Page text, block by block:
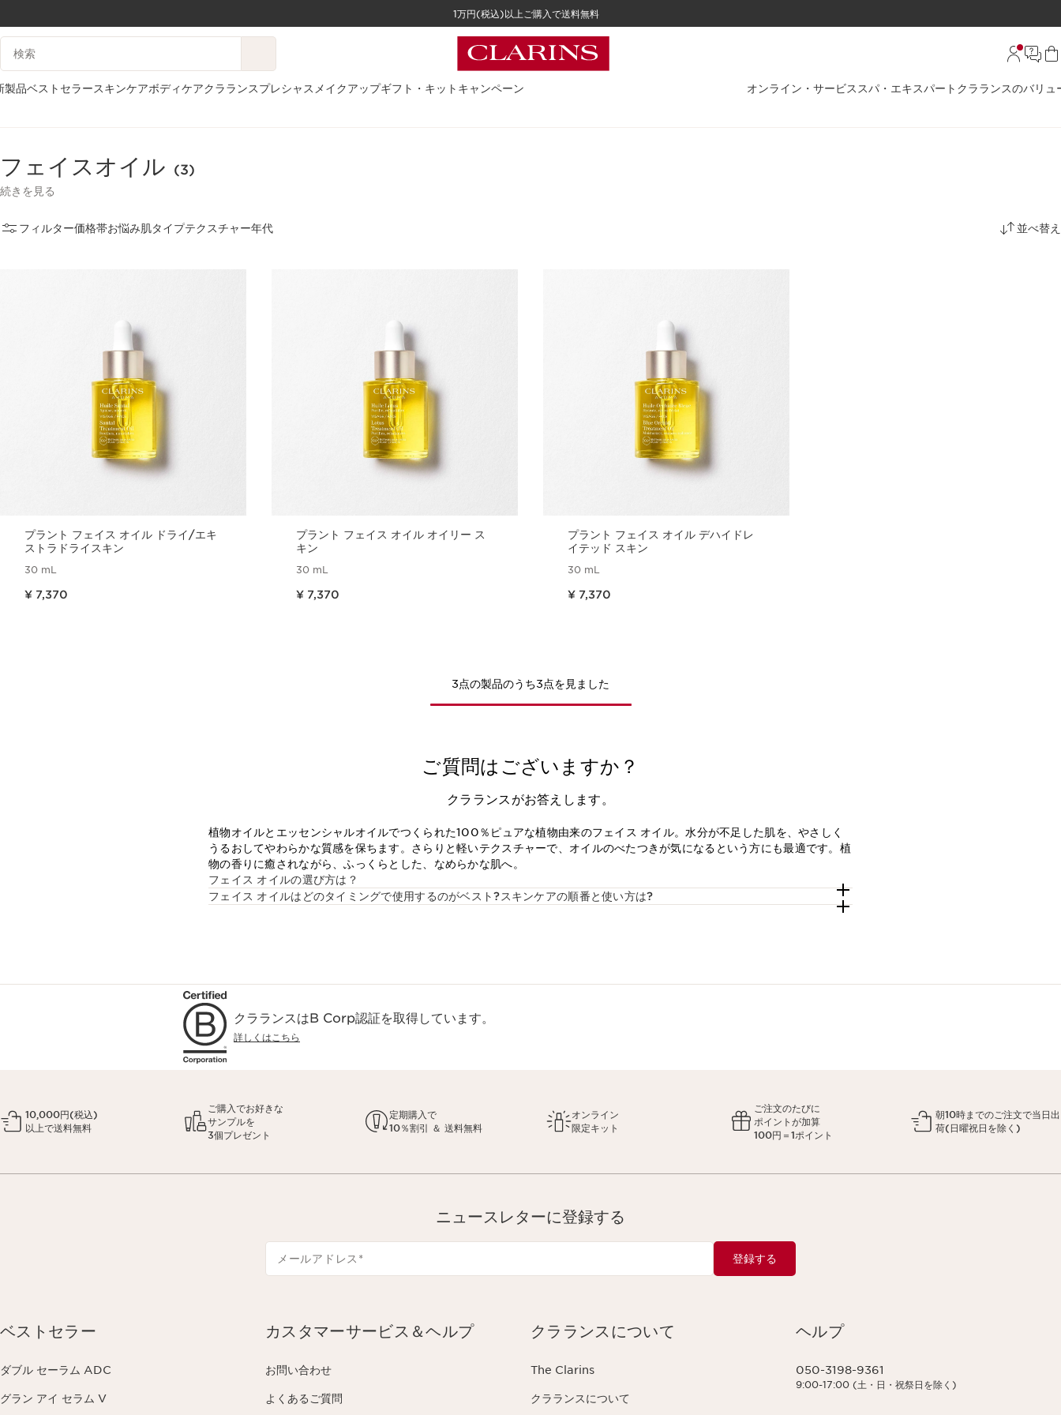
コンテンツへ移動
1万円(税込)以上ご購入で送料無料
検索候補
製品ベストセラースキンケアボディケアクラランスプレシャス メイクアップギフト・キット キャンペーン オンライン・サービス スパ・エキスパート クラランスのバリュ
フェイスオイル (3)
続きを見る
フィルター価格帯お悩み肌タイプテクスチャー年代 並べ替え
プラント フェイス オイル ドライ/エキ
ストラドライスキン
30 mL
¥ 7,370
プラント フェイス オイル オイリー ス
キン
30 mL
¥ 7,370
プラント フェイス オイル デハイドレ
イテッド スキン
30 mL
¥ 7,370
3点の製品のうち3点を見ました
ご質問はございますか？
クラランスがお答えします。
植物オイルとエッセンシャルオイルでつくられた100％ピュアな植物由来のフェイス オイル。水分が不足した肌を、やさしく
うるおしてやわらかな質感を保ちます。さらりと軽いテクスチャーで、オイルのべたつきが気になるという方にも最適です。植
物の香りに癒されながら、ふっくらとした、なめらかな肌へ。
フェイス オイルの選び方は？
フェイス オイルはどのタイミングで使用するのがベスト?スキンケアの順番と使い方は?
クラランスはB Corp認証を取得しています。
詳しくはこちら
10,000円(税込)
以上で送料無料
ご購入でお好きな
サンプルを
3個プレゼント
定期購入で
10％割引 ＆ 送料無料
オンライン
限定キット
ご注文のたびに
ポイントが加算
100円＝1ポイント
朝10時までのご注文で当日出
荷(日曜祝日を除く)
ニュースレターに登録する
メールアドレス * 登録する
ベストセラー
ダブル セーラム ADC
グラン アイ セラム V
カスタマーサービス＆ヘルプ
お問い合わせ
よくあるご質問
クラランスについて
The Clarins
クラランスについて
ヘルプ
050-3198-9361
9:00-17:00 (土・日・祝祭日を除く)